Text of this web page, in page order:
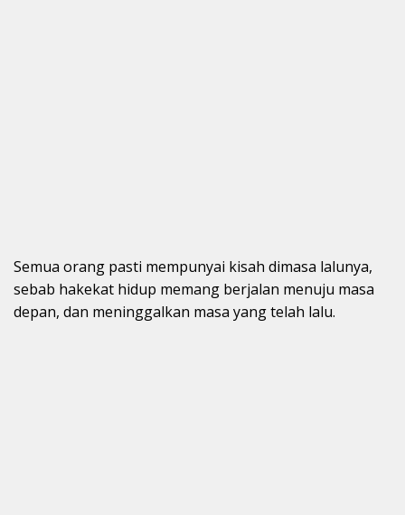
Semua orang pasti mempunyai kisah dimasa lalunya,
sebab hakekat hidup memang berjalan menuju masa
depan, dan meninggalkan masa yang telah lalu.